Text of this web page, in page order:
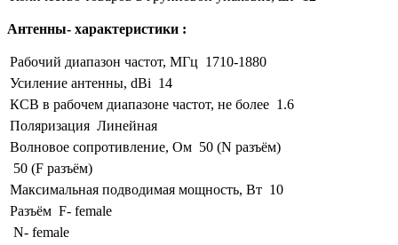
Антенны- характеристики :
Рабочий диапазон частот, МГц 1710-1880
Усиление антенны, dBi 14
КСВ в рабочем диапазоне частот, не более 1.6
Поляризация Линейная
Волновое сопротивление, Ом 50 (N разъём)
50 (F разъём)
Максимальная подводимая мощность, Вт 10
Разъём F- female
N- female